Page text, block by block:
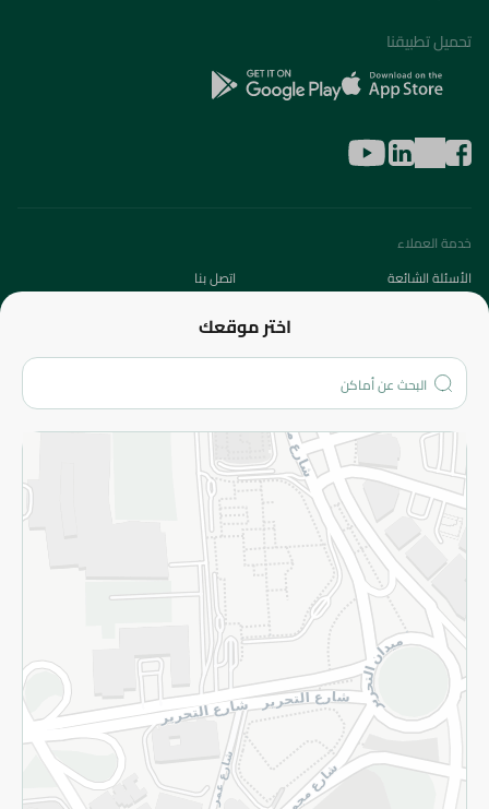
اختر موقعك
تحميل تطبيقنا
خدمة العملاء
الأسئلة الشائعة
اتصل بنا
من نحن؟
الفروع
المزيد
الاسترجاع
سياسة الاستخدام
سياسة الخصوصية
قم بالتسجيل للنشرة
©2026 - Spinneys | جميع الحقوق محفوظة